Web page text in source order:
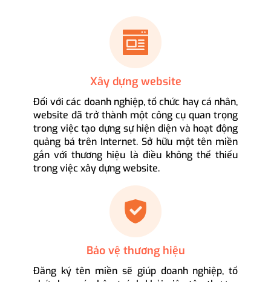
Xây dựng website
Đối với các doanh nghiệp, tổ chức hay cá nhân,
website đã trở thành một công cụ quan trọng
trong việc tạo dựng sự hiện diện và hoạt động
quảng bá trên Internet. Sở hữu một tên miền
gắn với thương hiệu là điều không thể thiếu
trong việc xây dựng website.
Bảo vệ thương hiệu
Đăng ký tên miền sẽ giúp doanh nghiệp, tổ